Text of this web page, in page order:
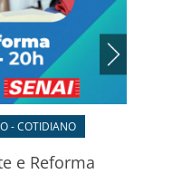
- COTIDIANO
e Reforma